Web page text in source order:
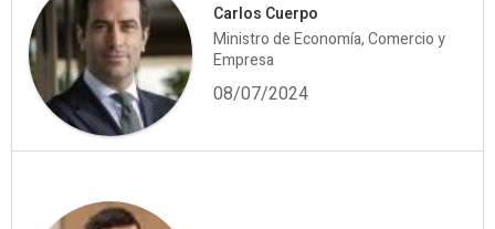
Carlos Cuerpo
Ministro de Economía, Comercio y
Empresa
08/07/2024